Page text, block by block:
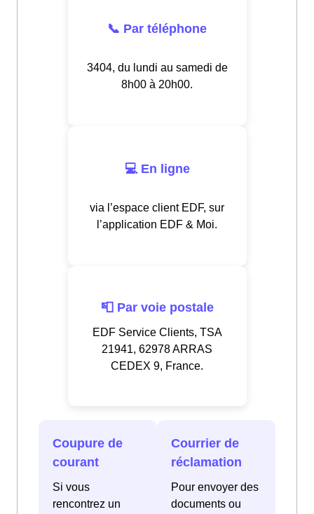
📞 Par téléphone
3404, du lundi au samedi de
8h00 à 20h00.
💻 En ligne
via l’espace client EDF, sur
l’application EDF & Moi.
📮 Par voie postale
EDF Service Clients, TSA
21941, 62978 ARRAS
CEDEX 9, France.
Coupure de
courant
Si vous
rencontrez un
Courrier de
réclamation
Pour envoyer des
documents ou